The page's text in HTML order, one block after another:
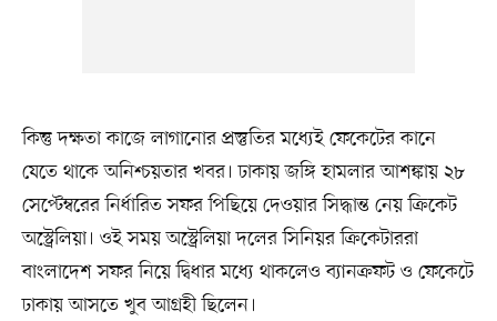
কিন্তু দক্ষতা কাজে লাগানোর প্রস্তুতির মধ্যেই ফেকেটের কানে
যেতে থাকে অনিশ্চয়তার খবর। ঢাকায় জঙ্গি হামলার আশঙ্কায় ২৮
সেপ্টেম্বরের নির্ধারিত সফর পিছিয়ে দেওয়ার সিদ্ধান্ত নেয় ক্রিকেট
অস্ট্রেলিয়া। ওই সময় অস্ট্রেলিয়া দলের সিনিয়র ক্রিকেটাররা
বাংলাদেশ সফর নিয়ে দ্বিধার মধ্যে থাকলেও ব্যানক্রফট ও ফেকেটে
ঢাকায় আসতে খুব আগ্রহী ছিলেন।